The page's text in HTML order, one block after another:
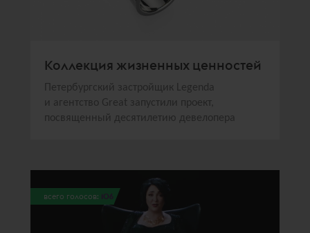
Коллекция жизненных ценностей
Петербургский застройщик Legenda
и агентство Great запустили проект,
посвященный десятилетию девелопера
всего голосов: 106